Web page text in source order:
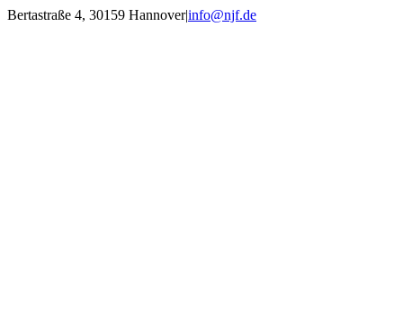
Zum
Bertastraße 4, 30159 Hannover|info@njf.de